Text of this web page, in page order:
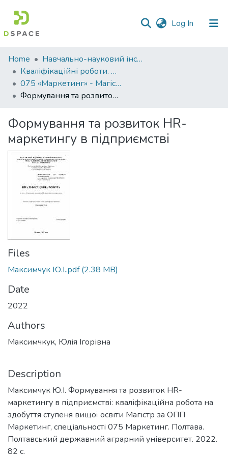
Log In (current)
Communities
&
Collections
All of DSpace
Statistics
Home
Навчально-науковий інститут економіки, управління, права та інформаційних технологій
Кваліфікаційні роботи. ННІ економіки, управління, права та ІТ
075 «Маркетинг» - Магістри 2022-2023
Формування та розвиток HR-маркетингу в підприємстві
Формування та розвиток HR-
маркетингу в підприємстві
Files
Максимчук Ю.І..pdf(2.38 MB)
Date
2022
Authors
Максимчкук, Юлія Ігорівна
Description
Максимчук Ю.І. Формування та розвиток HR-
маркетингу в підприємстві: кваліфікаційна робота на
здобуття ступеня вищої освіти Магістр за ОПП
Маркетинг, спеціальності 075 Маркетинг. Полтава.
Полтавський державний аграрний університет. 2022.
82 с.